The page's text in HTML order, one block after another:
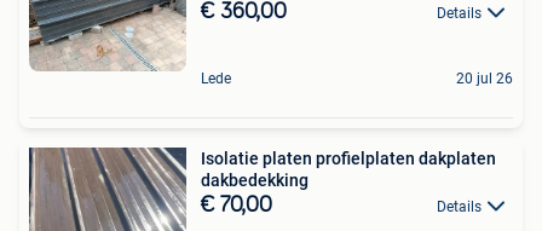
€ 360,00 Details
Lede 20 jul 26
Isolatie platen profielplaten dakplaten
dakbedekking
€ 70,00 Details